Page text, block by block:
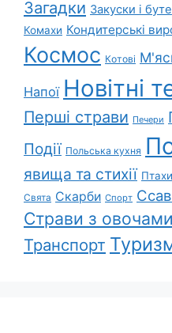
Загадки Закуски і
Комахи Кондитерські
Космос Котові
Напої Новітні
Перші страви Печери
Події Польська кухня
явища та стихії Птахи
Свята Скарби Спорт
Страви з овочами
Транспорт